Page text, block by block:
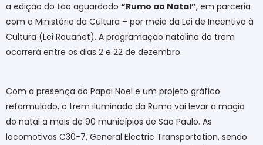
a edição do tão aguardado “Rumo ao Natal”, em parceria
com o Ministério da Cultura – por meio da Lei de Incentivo à
Cultura (Lei Rouanet). A programação natalina do trem
ocorrerá entre os dias 2 e 22 de dezembro.
Com a presença do Papai Noel e um projeto gráfico
reformulado, o trem iluminado da Rumo vai levar a magia
do natal a mais de 90 municípios de São Paulo. As
locomotivas C30-7, General Electric Transportation, sendo